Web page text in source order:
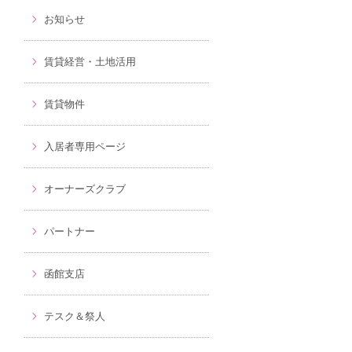
お知らせ
賃貸経営・土地活用
賃貸物件
入居者専用ページ
オーナーズクラブ
パートナー
函館支店
テスク＆祭人